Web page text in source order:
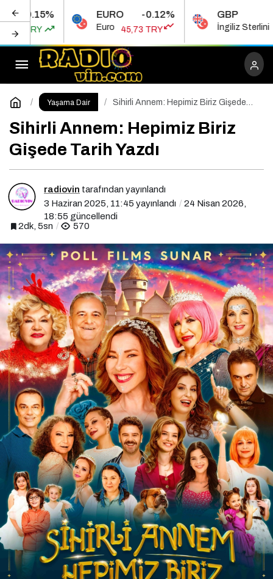
EURO -0.12%
Euro 45,73 TRY
GBP
İngiliz Sterlini 53,45
Yaşama Dair
Sihirli Annem: Hepimiz Biriz Gişede
Sihirli Annem: Hepimiz Biriz
Gişede Tarih Yazdı
radiovin tarafından yayınlandı
3 Haziran 2025, 11:45 yayınlandı
24 Nisan 2026,
18:55 güncellendi
2dk, 5sn
570
Duygulara ve Zihne Dokunan Bir Sanat
Yolculuğu: “Sesler, Renkler, Yüzler” Raflarda!
Yorum Yap Paylaş